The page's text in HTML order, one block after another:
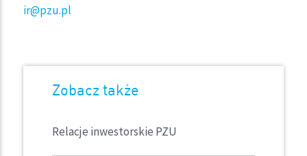
ir@pzu.pl
Zobacz także
Relacje inwestorskie PZU